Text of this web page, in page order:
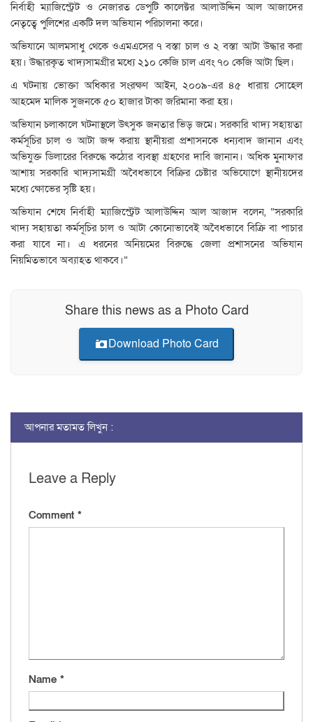
নির্বাহী ম্যাজিস্ট্রেট ও নেজারত ডেপুটি কালেক্টর আলাউদ্দিন আল আজাদের
নেতৃত্বে পুলিশের একটি দল অভিযান পরিচালনা করে।
অভিযানে আলমসাধু থেকে ওএমএসের ৭ বস্তা চাল ও ২ বস্তা আটা উদ্ধার করা
হয়। উদ্ধারকৃত খাদ্যসামগ্রীর মধ্যে ২১০ কেজি চাল এবং ৭০ কেজি আটা ছিল।
এ ঘটনায় ভোক্তা অধিকার সংরক্ষণ আইন, ২০০৯-এর ৪৫ ধারায় সোহেল
আহমেদ মালিক সুজনকে ৫০ হাজার টাকা জরিমানা করা হয়।
অভিযান চলাকালে ঘটনাস্থলে উৎসুক জনতার ভিড় জমে। সরকারি খাদ্য সহায়তা
কর্মসূচির চাল ও আটা জব্দ করায় স্থানীয়রা প্রশাসনকে ধন্যবাদ জানান এবং
অভিযুক্ত ডিলারের বিরুদ্ধে কঠোর ব্যবস্থা গ্রহণের দাবি জানান। অধিক মুনাফার
আশায় সরকারি খাদ্যসামগ্রী অবৈধভাবে বিক্রির চেষ্টার অভিযোগে স্থানীয়দের
মধ্যে ক্ষোভের সৃষ্টি হয়।
অভিযান শেষে নির্বাহী ম্যাজিস্ট্রেট আলাউদ্দিন আল আজাদ বলেন, “সরকারি
খাদ্য সহায়তা কর্মসূচির চাল ও আটা কোনোভাবেই অবৈধভাবে বিক্রি বা পাচার
করা যাবে না। এ ধরনের অনিয়মের বিরুদ্ধে জেলা প্রশাসনের অভিযান
নিয়মিতভাবে অব্যাহত থাকবে।”
Share this news as a Photo Card
Download Photo Card
আপনার মতামত লিখুন :
Leave a Reply
Comment *
Name *